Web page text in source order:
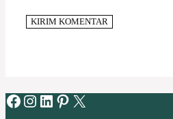
Facebook
Instagram
LinkedIn
Pinterest
X